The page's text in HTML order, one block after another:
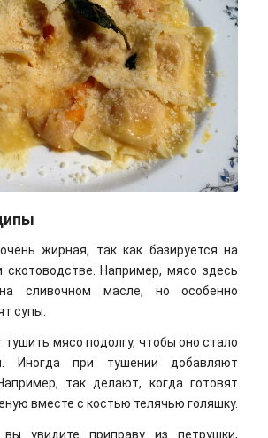
cyclonebill / Unsplash
жирная, так как базируется на
скотоводстве. Например, мясо здесь
сливочном масле, но особенно
супы.
мясо подолгу, чтобы оно стало
Иногда при тушении добавляют
так делают, когда готовят
вместе с костью телячью голяшку.
увидите приправу из петрушки,